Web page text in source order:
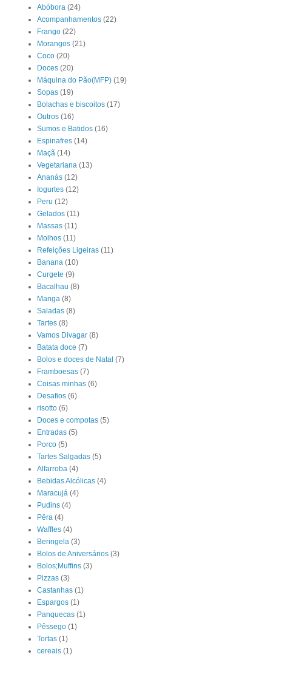
Abóbora (24)
Acompanhamentos (22)
Frango (22)
Morangos (21)
Coco (20)
Doces (20)
Máquina do Pão(MFP) (19)
Sopas (19)
Bolachas e biscoitos (17)
Outros (16)
Sumos e Batidos (16)
Espinafres (14)
Maçã (14)
Vegetariana (13)
Ananás (12)
Iogurtes (12)
Peru (12)
Gelados (11)
Massas (11)
Molhos (11)
Refeições Ligeiras (11)
Banana (10)
Curgete (9)
Bacalhau (8)
Manga (8)
Saladas (8)
Tartes (8)
Vamos Divagar (8)
Batata doce (7)
Bolos e doces de Natal (7)
Framboesas (7)
Coisas minhas (6)
Desafios (6)
risotto (6)
Doces e compotas (5)
Entradas (5)
Porco (5)
Tartes Salgadas (5)
Alfarroba (4)
Bebidas Alcólicas (4)
Maracujá (4)
Pudins (4)
Pêra (4)
Waffles (4)
Beringela (3)
Bolos de Aniversários (3)
Bolos;Muffins (3)
Pizzas (3)
Castanhas (1)
Espargos (1)
Panquecas (1)
Pêssego (1)
Tortas (1)
cereais (1)